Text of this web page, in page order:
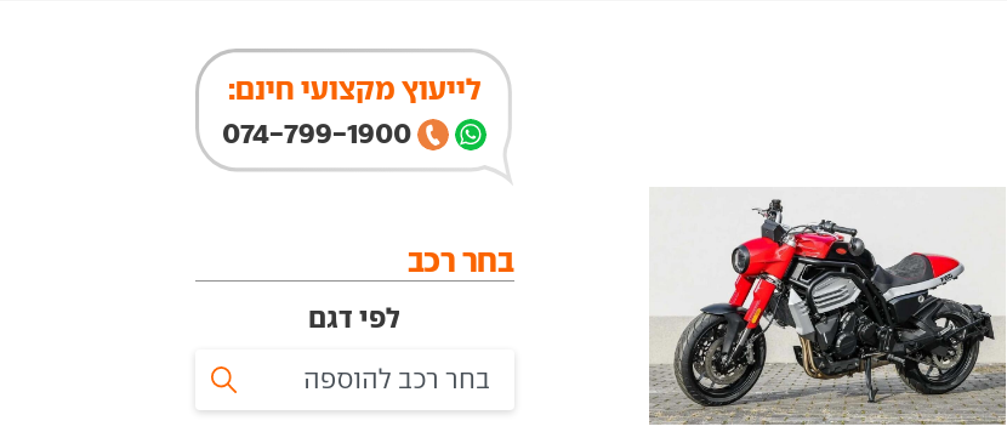
לייעוץ מקצועי חינם:
074-799-1900
בחר רכב
לפי דגם